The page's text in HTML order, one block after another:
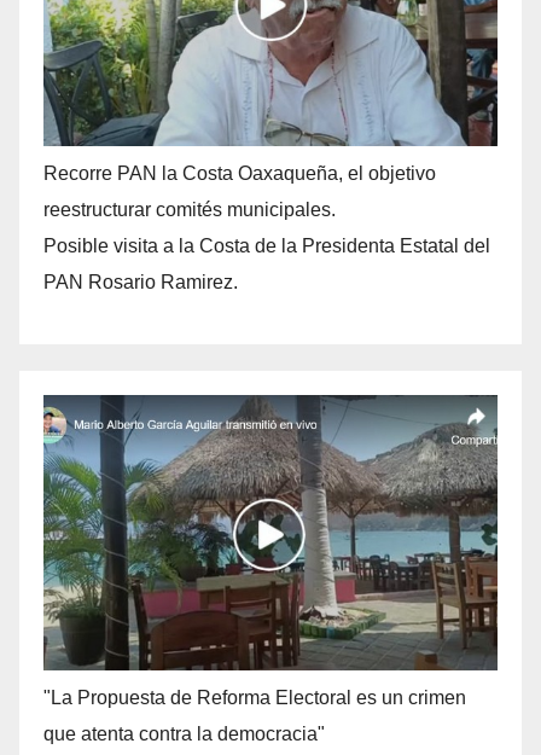
Recorre PAN la Costa Oaxaqueña, el objetivo
reestructurar comités municipales.
Posible visita a la Costa de la Presidenta Estatal del
PAN Rosario Ramirez.
"La Propuesta de Reforma Electoral es un crimen
que atenta contra la democracia"